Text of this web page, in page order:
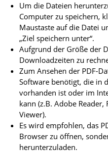
Um die Dateien
Computer zu speichern,
Maustaste auf die Datei
„Ziel speichern unter“.
Aufgrund der Größe der
Downloadzeiten zu
Zum Ansehen der PDF-
Software benötigt, die in
vorhanden ist oder im
kann (z.B. Adobe Reader,
Viewer).
Es wird empfohlen, das
Browser zu öffnen,
herunterzuladen.